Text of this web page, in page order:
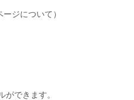
ジについて）
ができます。